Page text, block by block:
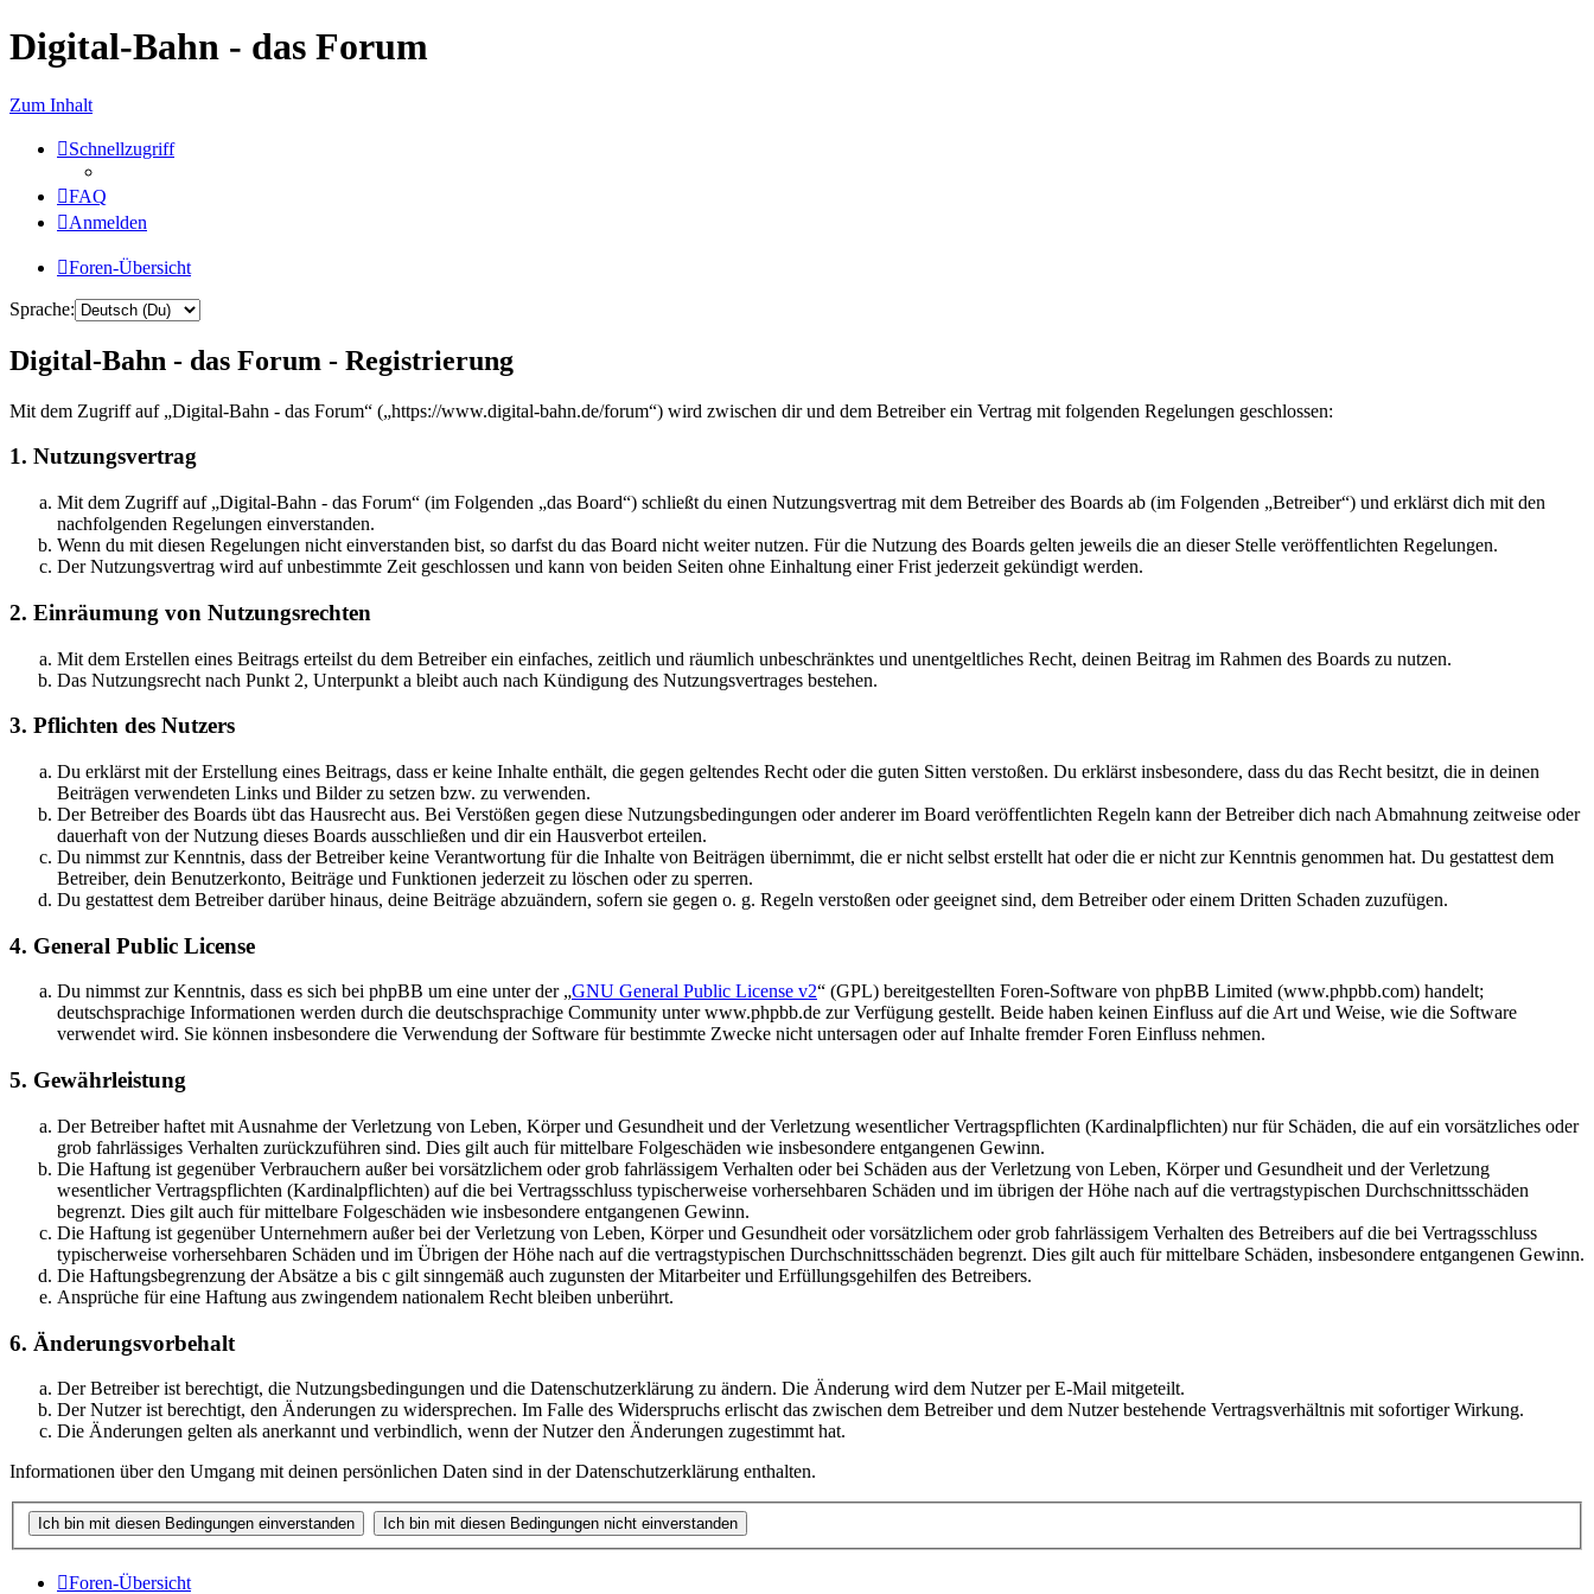
Digital-Bahn - das Forum
Zum Inhalt
Schnellzugriff
FAQ
Anmelden
Foren-Übersicht
Sprache:
Digital-Bahn - das Forum - Registrierung
Mit dem Zugriff auf „Digital-Bahn - das Forum“ („https://www.digital-bahn.de/forum“) wird zwischen dir und dem Betreiber ein Vertrag mit folgenden Regelungen geschlossen:
1. Nutzungsvertrag
Mit dem Zugriff auf „Digital-Bahn - das Forum“ (im Folgenden „das Board“) schließt du einen Nutzungsvertrag mit dem Betreiber des Boards ab (im Folgenden „Betreiber“) und erklärst dich mit den
nachfolgenden Regelungen einverstanden.
Wenn du mit diesen Regelungen nicht einverstanden bist, so darfst du das Board nicht weiter nutzen. Für die Nutzung des Boards gelten jeweils die an dieser Stelle veröffentlichten Regelungen.
Der Nutzungsvertrag wird auf unbestimmte Zeit geschlossen und kann von beiden Seiten ohne Einhaltung einer Frist jederzeit gekündigt werden.
2. Einräumung von Nutzungsrechten
Mit dem Erstellen eines Beitrags erteilst du dem Betreiber ein einfaches, zeitlich und räumlich unbeschränktes und unentgeltliches Recht, deinen Beitrag im Rahmen des Boards zu nutzen.
Das Nutzungsrecht nach Punkt 2, Unterpunkt a bleibt auch nach Kündigung des Nutzungsvertrages bestehen.
3. Pflichten des Nutzers
Du erklärst mit der Erstellung eines Beitrags, dass er keine Inhalte enthält, die gegen geltendes Recht oder die guten Sitten verstoßen. Du erklärst insbesondere, dass du das Recht besitzt, die in deinen
Beiträgen verwendeten Links und Bilder zu setzen bzw. zu verwenden.
Der Betreiber des Boards übt das Hausrecht aus. Bei Verstößen gegen diese Nutzungsbedingungen oder anderer im Board veröffentlichten Regeln kann der Betreiber dich nach Abmahnung zeitweise oder
dauerhaft von der Nutzung dieses Boards ausschließen und dir ein Hausverbot erteilen.
Du nimmst zur Kenntnis, dass der Betreiber keine Verantwortung für die Inhalte von Beiträgen übernimmt, die er nicht selbst erstellt hat oder die er nicht zur Kenntnis genommen hat. Du gestattest dem
Betreiber, dein Benutzerkonto, Beiträge und Funktionen jederzeit zu löschen oder zu sperren.
Du gestattest dem Betreiber darüber hinaus, deine Beiträge abzuändern, sofern sie gegen o. g. Regeln verstoßen oder geeignet sind, dem Betreiber oder einem Dritten Schaden zuzufügen.
4. General Public License
Du nimmst zur Kenntnis, dass es sich bei phpBB um eine unter der „GNU General Public License v2“ (GPL) bereitgestellten Foren-Software von phpBB Limited (www.phpbb.com) handelt;
deutschsprachige Informationen werden durch die deutschsprachige Community unter www.phpbb.de zur Verfügung gestellt. Beide haben keinen Einfluss auf die Art und Weise, wie die Software
verwendet wird. Sie können insbesondere die Verwendung der Software für bestimmte Zwecke nicht untersagen oder auf Inhalte fremder Foren Einfluss nehmen.
5. Gewährleistung
Der Betreiber haftet mit Ausnahme der Verletzung von Leben, Körper und Gesundheit und der Verletzung wesentlicher Vertragspflichten (Kardinalpflichten) nur für Schäden, die auf ein vorsätzliches oder
grob fahrlässiges Verhalten zurückzuführen sind. Dies gilt auch für mittelbare Folgeschäden wie insbesondere entgangenen Gewinn.
Die Haftung ist gegenüber Verbrauchern außer bei vorsätzlichem oder grob fahrlässigem Verhalten oder bei Schäden aus der Verletzung von Leben, Körper und Gesundheit und der Verletzung
wesentlicher Vertragspflichten (Kardinalpflichten) auf die bei Vertragsschluss typischerweise vorhersehbaren Schäden und im übrigen der Höhe nach auf die vertragstypischen Durchschnittsschäden
begrenzt. Dies gilt auch für mittelbare Folgeschäden wie insbesondere entgangenen Gewinn.
Die Haftung ist gegenüber Unternehmern außer bei der Verletzung von Leben, Körper und Gesundheit oder vorsätzlichem oder grob fahrlässigem Verhalten des Betreibers auf die bei Vertragsschluss
typischerweise vorhersehbaren Schäden und im Übrigen der Höhe nach auf die vertragstypischen Durchschnittsschäden begrenzt. Dies gilt auch für mittelbare Schäden, insbesondere entgangenen Gewinn.
Die Haftungsbegrenzung der Absätze a bis c gilt sinngemäß auch zugunsten der Mitarbeiter und Erfüllungsgehilfen des Betreibers.
Ansprüche für eine Haftung aus zwingendem nationalem Recht bleiben unberührt.
6. Änderungsvorbehalt
Der Betreiber ist berechtigt, die Nutzungsbedingungen und die Datenschutzerklärung zu ändern. Die Änderung wird dem Nutzer per E-Mail mitgeteilt.
Der Nutzer ist berechtigt, den Änderungen zu widersprechen. Im Falle des Widerspruchs erlischt das zwischen dem Betreiber und dem Nutzer bestehende Vertragsverhältnis mit sofortiger Wirkung.
Die Änderungen gelten als anerkannt und verbindlich, wenn der Nutzer den Änderungen zugestimmt hat.
Informationen über den Umgang mit deinen persönlichen Daten sind in der Datenschutzerklärung enthalten.
Foren-Übersicht